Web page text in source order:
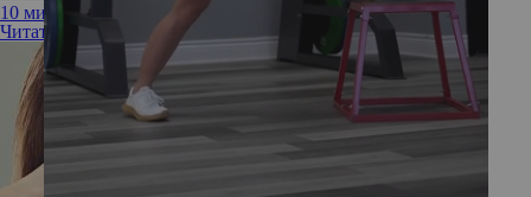
10 мифов о маммопластике и их разоблачение
Читать полностью